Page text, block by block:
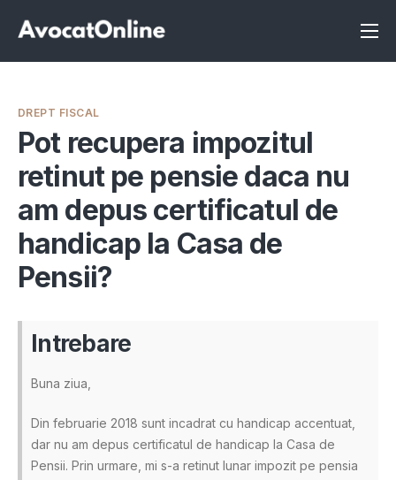
Înscrie-te ca avocat
Servicii
Despre noi
Programeaza consultanta
Intrebari
DREPT FISCAL
Pot recupera impozitul
retinut pe pensie daca nu
am depus certificatul de
handicap la Casa de
Pensii?
Intrebare
Buna ziua,
Din februarie 2018 sunt incadrat cu handicap accentuat,
dar nu am depus certificatul de handicap la Casa de
Pensii. Prin urmare, mi s-a retinut lunar impozit pe pensia